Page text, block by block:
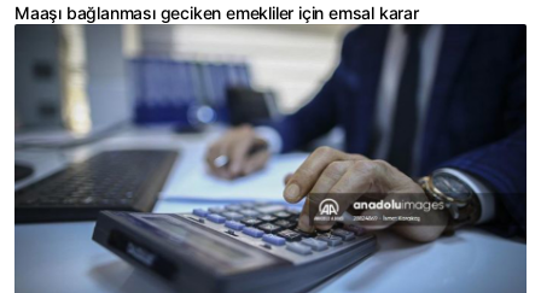
Maaşı bağlanması geciken emekliler için emsal karar